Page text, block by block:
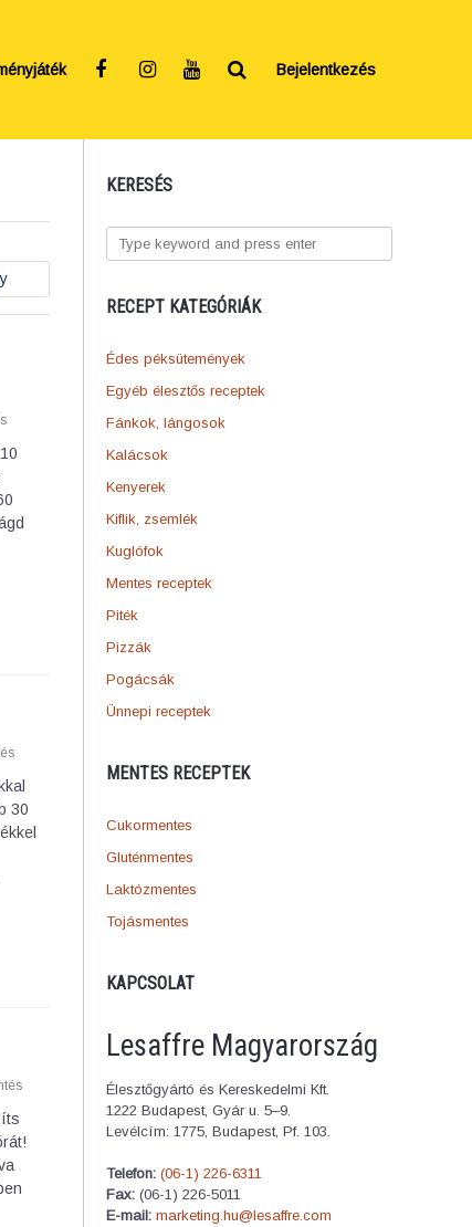
Bejelentkezés
KERESÉS
RECEPT KATEGÓRIÁK
Édes péksütemények
Egyéb élesztős receptek
Fánkok, lángosok
Kalácsok
Kenyerek
Kiflik, zsemlék
Kuglófok
Mentes receptek
Piték
Pizzák
Pogácsák
Ünnepi receptek
MENTES RECEPTEK
Cukormentes
Gluténmentes
Laktózmentes
Tojásmentes
KAPCSOLAT
Lesaffre Magyarország
Élesztőgyártó és Kereskedelmi Kft.
1222 Budapest, Gyár u. 5–9.
Levélcím: 1775, Budapest, Pf. 103.
Telefon: (06-1) 226-6311
Fax: (06-1) 226-5011
E-mail: marketing.hu@lesaffre.com
30